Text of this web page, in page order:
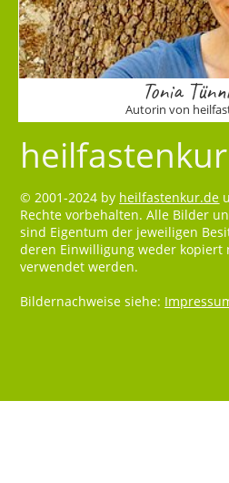
Tonia
Autorin von
© 2001-2024 by heilfastenkur.de
Rechte vorbehalten. Alle Bilder
sind Eigentum der jeweiligen
deren Einwilligung weder kopiert
verwendet werden.
Bildernachweise siehe: